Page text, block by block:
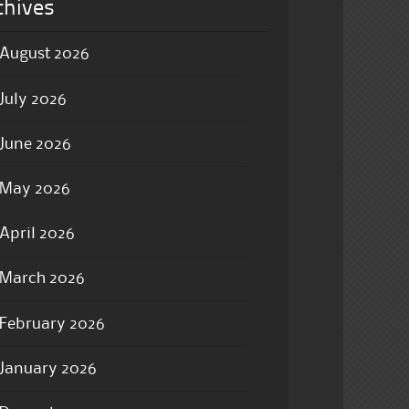
August 2026
July 2026
June 2026
May 2026
April 2026
March 2026
February 2026
January 2026